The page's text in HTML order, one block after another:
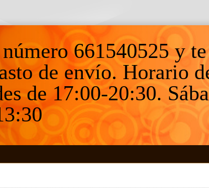
661540525 y
de envío. Horario
de 17:00-20:30.